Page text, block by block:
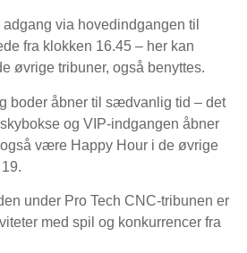
via hovedindgangen til
fra klokken 16.45 – her kan
øvrige tribuner, også benyttes.
boder åbner til sædvanlig tid – det
og VIP-indgangen åbner
være Happy Hour i de øvrige
under Pro Tech CNC-tribunen er
med spil og konkurrencer fra